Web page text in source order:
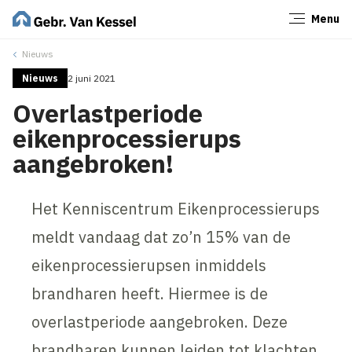
Menu
Nieuws
Nieuws 2 juni 2021
Overlastperiode
eikenprocessierups
aangebroken!
Het Kenniscentrum Eikenprocessierups
meldt vandaag dat zo’n 15% van de
eikenprocessierupsen inmiddels
brandharen heeft. Hiermee is de
overlastperiode aangebroken. Deze
Sluiten